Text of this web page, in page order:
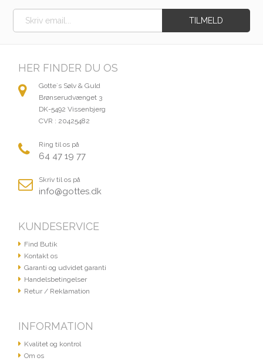
HER FINDER DU OS
Gotte´s Sølv & Guld
Brønserudvænget 3
DK-5492 Vissenbjerg
CVR : 20425482
Ring til os på
64 47 19 77
Skriv til os på
info@gottes.dk
KUNDESERVICE
Find Butik
Kontakt os
Garanti og udvidet garanti
Handelsbetingelser
Retur / Reklamation
INFORMATION
Kvalitet og kontrol
Om os